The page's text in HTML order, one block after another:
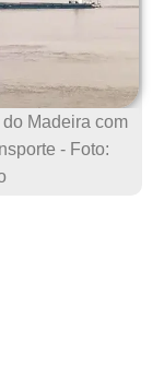
Madeira com
- Foto: